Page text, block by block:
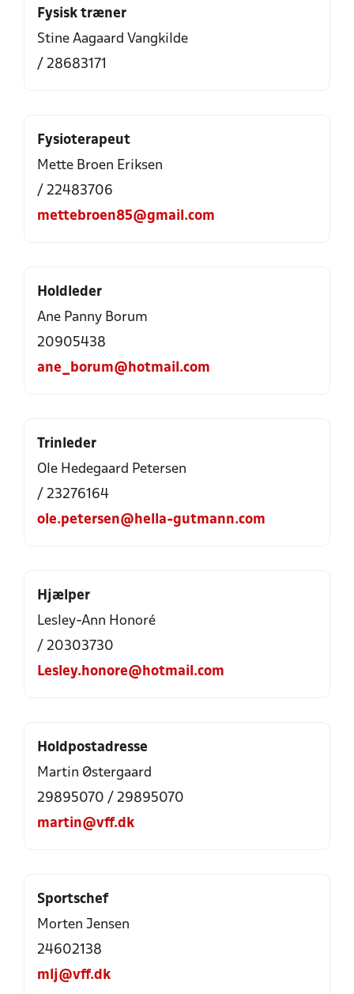
Fysisk træner
Stine Aagaard Vangkilde
/ 28683171
Fysioterapeut
Mette Broen Eriksen
/ 22483706
mettebroen85@gmail.com
Holdleder
Ane Panny Borum
20905438
ane_borum@hotmail.com
Trinleder
Ole Hedegaard Petersen
/ 23276164
ole.petersen@hella-gutmann.com
Hjælper
Lesley-Ann Honoré
/ 20303730
Lesley.honore@hotmail.com
Holdpostadresse
Martin Østergaard
29895070 / 29895070
martin@vff.dk
Sportschef
Morten Jensen
24602138
mlj@vff.dk